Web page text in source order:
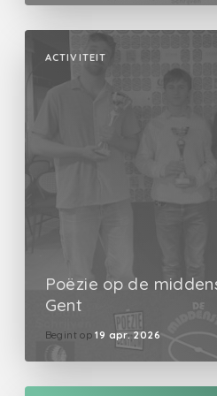
ACTIVITEIT
Poëzie op de
Gent
Begint op 19 apr. 2026